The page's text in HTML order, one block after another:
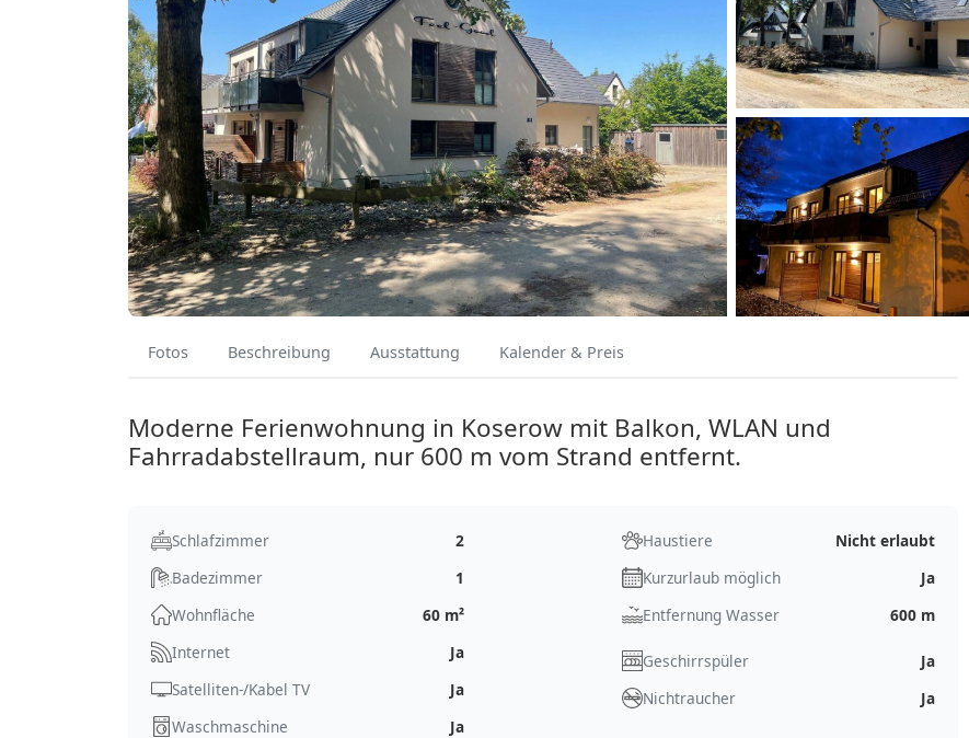
Fotos Beschreibung Ausstattung Kalender & Preis
Moderne Ferienwohnung in Koserow mit Balkon, WLAN und
Fahrradabstellraum, nur 600 m vom Strand entfernt.
Schlafzimmer
2
Badezimmer
1
Wohnfläche
60 m²
Haustiere
Nicht erlaubt
Kurzurlaub möglich
Ja
Entfernung Wasser
600 m
Internet
Ja
Satelliten-/Kabel TV
Ja
Waschmaschine
Ja
Geschirrspüler
Ja
Nichtraucher
Ja